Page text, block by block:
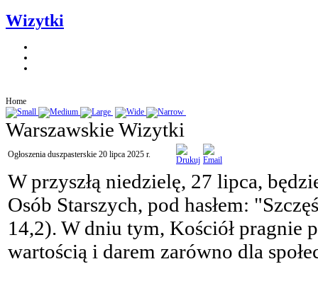
Wizytki
Home
Warszawskie Wizytki
Ogłoszenia duszpasterskie 20 lipca 2025 r.
W przyszłą niedzielę, 27 lipca,
Osób Starszych, pod hasłem:
14,2). W dniu tym, Kościół pragnie
wartością i darem zarówno dla